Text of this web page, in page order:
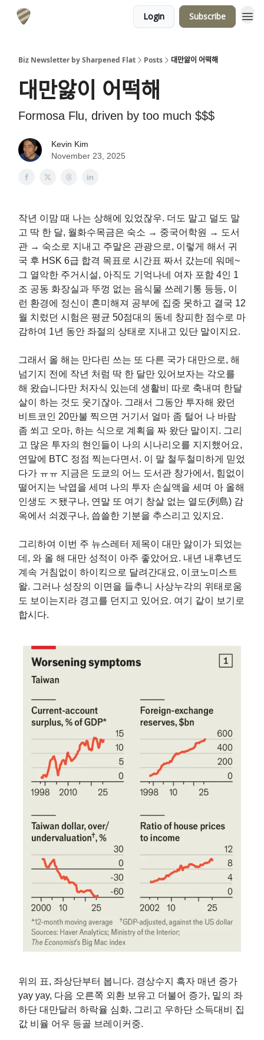
Login Subscribe
Biz Newsletter by Sharpened Flat Posts 대만앓이 어떡해
대만앓이 어떡해
Formosa Flu, driven by too much $$$
Kevin Kim
November 23, 2025
작년 이맘 때 나는 상해에 있었잖우. 더도 말고 덜도 말
고 딱 한 달, 월화수목금은 숙소 → 중국어학원 → 도서
관 → 숙소로 지내고 주말은 관광으로, 이렇게 해서 귀
국 후 HSK 6급 합격 목표로 시간표 짜서 갔는데 워메~
그 열악한 주거시설, 아직도 기억나네 여자 포함 4인 1
조 공동 화장실과 뚜껑 없는 음식물 쓰레기통 등등, 이
런 환경에 정신이 혼미해져 공부에 집중 못하고 결국 12
월 치렀던 시험은 평균 50점대의 동네 창피한 점수로 마
감하여 1년 동안 좌절의 상태로 지내고 있단 말이지요.
그래서 올 해는 만다린 쓰는 또 다른 국가 대만으로, 해
넘기지 전에 작년 처럼 딱 한 달만 있어보자는 각오를
해 왔습니다만 처자식 있는데 생활비 따로 축내며 한달
살이 하는 것도 웃기잖아. 그래서 그동안 투자해 왔던
비트코인 20만불 찍으면 거기서 얼마 좀 털어 나 바람
좀 쐬고 오마, 하는 식으로 계획을 짜 왔단 말이지. 그리
고 많은 투자의 현인들이 나의 시나리오를 지지했어요,
연말에 BTC 정점 찍는다면서. 이 말 철두철미하게 믿었
다가 ㅠㅠ 지금은 도쿄의 어느 도서관 창가에서, 힘없이
떨어지는 낙엽을 세며 나의 투자 손실액을 세며 아 올해
인생도 ㅈ됐구나, 연말 또 여기 창살 없는 열도(列島) 감
옥에서 쇠겠구나, 씁쓸한 기분을 추스리고 있지요.
그리하여 이번 주 뉴스레터 제목이 대만 앓이가 되었는
데, 와 올 해 대만 성적이 아주 좋았어요. 내년 내후년도
계속 거침없이 하이킥으로 달려간대요, 이코노미스트
왈. 그러나 성장의 이면을 들추니 사상누각의 위태로움
도 보이는지라 경고를 던지고 있어요. 여기 같이 보기로
합시다.
위의 표, 좌상단부터 봅니다. 경상수지 흑자 매년 증가
yay yay, 다음 오른쪽 외환 보유고 더불어 증가, 밑의 좌
하단 대만달러 하락율 심화, 그리고 우하단 소득대비 집
값 비율 어우 등골 브레이커중.